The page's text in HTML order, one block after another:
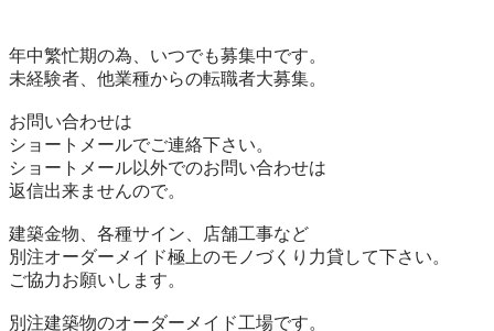
年中繁忙期の為、いつでも募集中です。
未経験者、他業種からの転職者大募集。
お問い合わせは
ショートメールでご連絡下さい。
ショートメール以外でのお問い合わせは
返信出来ませんので。
建築金物、各種サイン、店舗工事など
別注オーダーメイド極上のモノづくり力貸して下さい。
ご協力お願いします。
別注建築物のオーダーメイド工場です。